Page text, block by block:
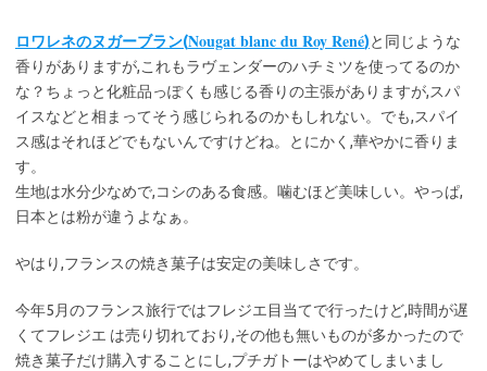
ロワレネのヌガーブラン(Nougat blanc du Roy René)と同じような
香りがありますが,これもラヴェンダーのハチミツを使ってるのか
な？ちょっと化粧品っぽくも感じる香りの主張がありますが,スパ
イスなどと相まってそう感じられるのかもしれない。でも,スパイ
ス感はそれほどでもないんですけどね。とにかく,華やかに香りま
す。
生地は水分少なめで,コシのある食感。噛むほど美味しい。やっぱ,
日本とは粉が違うよなぁ。
やはり,フランスの焼き菓子は安定の美味しさです。
今年5月のフランス旅行ではフレジエ目当てで行ったけど,時間が遅
くてフレジエ は売り切れており,その他も無いものが多かったので
焼き菓子だけ購入することにし,プチガトーはやめてしまいまし